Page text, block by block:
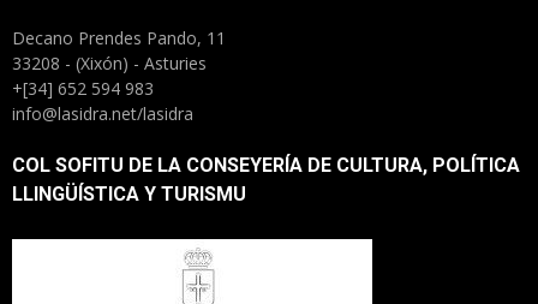
Decano Prendes Pando, 11
33208 - (Xixón) - Asturies
+[34] 652 594 983
info@lasidra.net/lasidra
COL SOFITU DE LA CONSEYERÍA DE CULTURA, POLÍTICA
LLINGÜÍSTICA Y TURISMU